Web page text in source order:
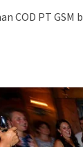
COD PT GSM